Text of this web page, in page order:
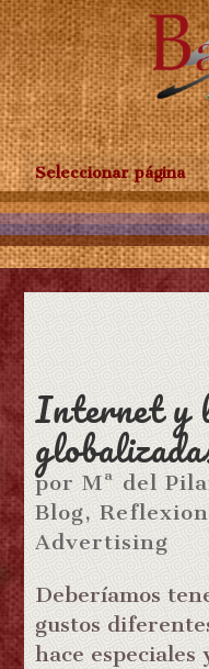
Seleccionar página
Internet y
porMª del
Blog,
Advertising
Deberíamos
gustos
hace especiales